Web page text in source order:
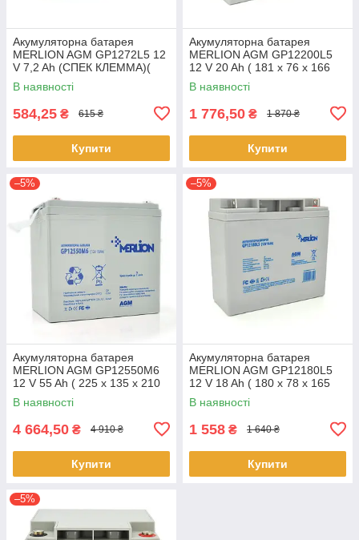
Акумуляторна батарея
MERLION AGM GP1272L5 12
V 7,2 Ah (СПЕК КЛЕММА)(
150 x 65 x 95 (100)) White
Q10
В наявності
584,25 ₴ 615 ₴
Купити
Акумуляторна батарея
MERLION AGM GP12200L5
12 V 20 Ah ( 181 x 76 x 166
(168) ), 5,4 kg Q4/192
В наявності
1 776,50 ₴ 1 870 ₴
Купити
–5%
Акумуляторна батарея
MERLION AGM GP12550M6
12 V 55 Ah ( 225 x 135 x 210
(215) ), 14.1 kg Q1/48
В наявності
4 664,50 ₴ 4 910 ₴
Купити
–5%
Акумуляторна батарея
MERLION AGM GP12180L5
12 V 18 Ah ( 180 x 78 x 165
(168)), 4.65 kg Q4/192
В наявності
1 558 ₴ 1 640 ₴
Купити
–5%